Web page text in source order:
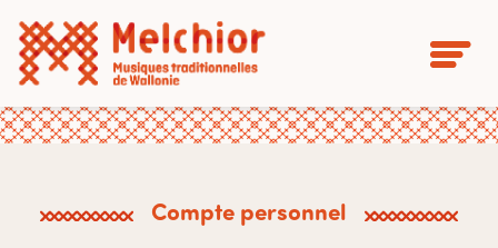
Compte personnel